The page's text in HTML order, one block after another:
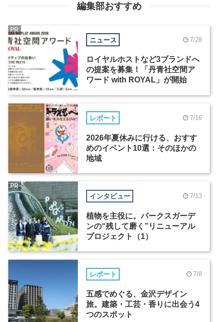
編集部おすすめ
ニュース 7/28
ロイヤルホストなど3ブランドへ
の提案を募集！「丹青社空間ア
ワード with ROYAL」が開始
PR
レポート 7/16
2026年夏休みに行ける、おすす
めのイベント10選：そのほかの
地域
インタビュー 7/13
植物を主役に。パークスガーデ
ンの“残して磨く”リニューアル
プロジェクト（1）
PR
レポート 7/8
五感でめぐる、金沢デザイン
旅。建築・工芸・香りに出会う4
つのスポット